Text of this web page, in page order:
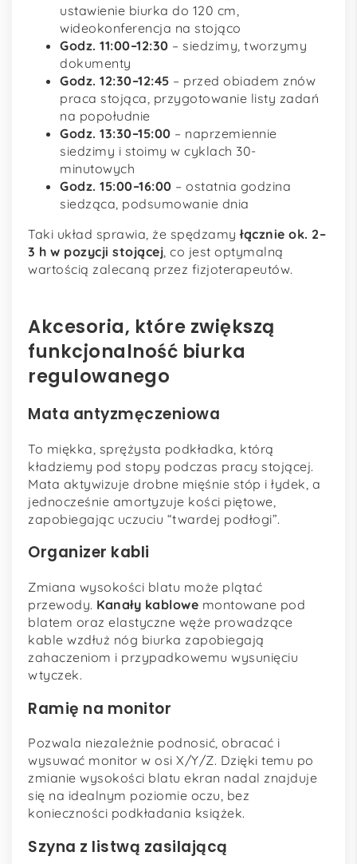
ustawienie biurka do 120 cm,
wideokonferencja na stojąco
Godz. 11:00–12:30 – siedzimy, tworzymy
dokumenty
Godz. 12:30–12:45 – przed obiadem znów
praca stojąca, przygotowanie listy zadań
na popołudnie
Godz. 13:30–15:00 – naprzemiennie
siedzimy i stoimy w cyklach 30-
minutowych
Godz. 15:00–16:00 – ostatnia godzina
siedząca, podsumowanie dnia
Taki układ sprawia, że spędzamyłącznie ok. 2–
3 h w pozycji stojącej, co jest optymalną
wartością zalecaną przez fizjoterapeutów.
Akcesoria, które zwiększą
funkcjonalność biurka
regulowanego
Mata antyzmęczeniowa
To miękka, sprężysta podkładka, którą
kładziemy pod stopy podczas pracy stojącej.
Mata aktywizuje drobne mięśnie stóp i łydek, a
jednocześnie amortyzuje kości piętowe,
zapobiegając uczuciu “twardej podłogi”.
Organizer kabli
Zmiana wysokości blatu może plątać
przewody. Kanały kablowe montowane pod
blatem oraz elastyczne węże prowadzące
kable wzdłuż nóg biurka zapobiegają
zahaczeniom i przypadkowemu wysunięciu
wtyczek.
Ramię na monitor
Pozwala niezależnie podnosić, obracać i
wysuwać monitor w osi X/Y/Z. Dzięki temu po
zmianie wysokości blatu ekran nadal znajduje
się na idealnym poziomie oczu, bez
konieczności podkładania książek.
Szyna z listwą zasilającą